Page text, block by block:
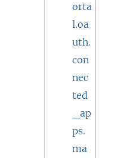
orta
l.oa
uth.
con
nec
ted
_ap
ps.
ma